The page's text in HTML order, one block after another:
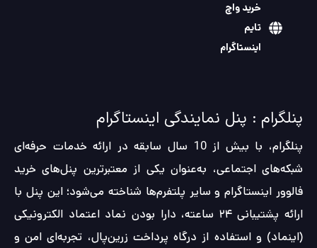
خرید واچ
تایم
اینستاگرام
پنلگرام : پنل نمایندگی اینستاگرام
پنلگرام، با بیش از 10 سال سابقه در ارائه خدمات حرفه‌ای
شبکه‌های اجتماعی، به‌عنوان یکی از معتبرترین پنل‌های خرید
فالوور اینستاگرام و سایر پلتفرم‌ها شناخته می‌شود؛ این پنل با
ارائه پشتیبانی ۲۴ ساعته، دارا بودن نماد اعتماد الکترونیکی
(اینماد) و استفاده از درگاه پرداخت زرین‌پال، تجربه‌ای امن و